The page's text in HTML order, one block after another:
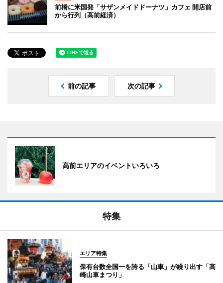
前橋に米国発「サザンメイドドーナツ」カフェ 開店前
から行列（高前経済）
前の記事 次の記事
高前エリアのイベントいろいろ
特集
エリア特集
保有台数全国一を誇る「山車」が繰り出す「高
崎山車まつり」